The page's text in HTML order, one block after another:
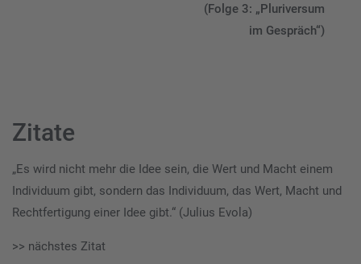
(Folge 3: „Pluriversum
im Gespräch“)
Zitate
„Es wird nicht mehr die Idee sein, die Wert und Macht einem
Individuum gibt, sondern das Individuum, das Wert, Macht und
Rechtfertigung einer Idee gibt.“ (Julius Evola)
>> nächstes Zitat